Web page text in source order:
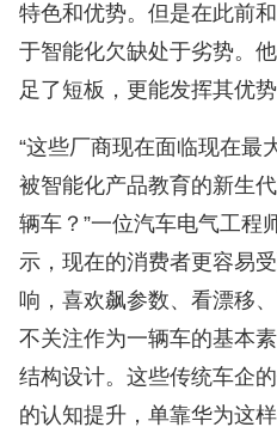
特色和优势。但是在此前
于智能化欠缺处于劣势。
足了短板，更能发挥其优势
“这些厂商现在面临现在最
被智能化产品教育的新生
辆车？”一位汽车电气工程
示，现在的消费者更容易
响，喜欢飙参数、看漂移
不关注作为一辆车的基本
结构设计。这些传统车企
的认知提升，单靠华为这